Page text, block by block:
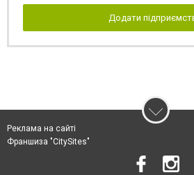
Додати
Реклама на сайті
Франшиза "CitySites"